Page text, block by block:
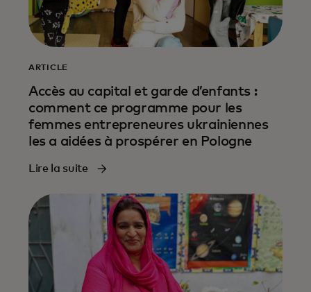
ARTICLE
Accès au capital et garde d’enfants :
comment ce programme pour les
femmes entrepreneures ukrainiennes
les a aidées à prospérer en Pologne
Lire la suite